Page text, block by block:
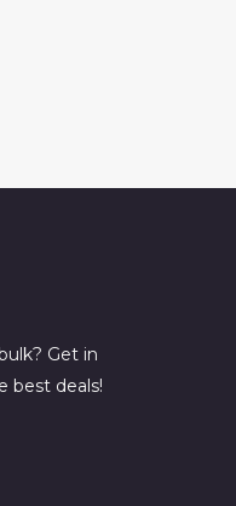
Get in
best deals!